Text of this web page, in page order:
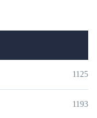
1125
1193